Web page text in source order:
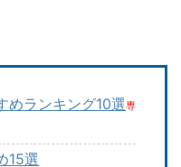
めランキング10選専
15選